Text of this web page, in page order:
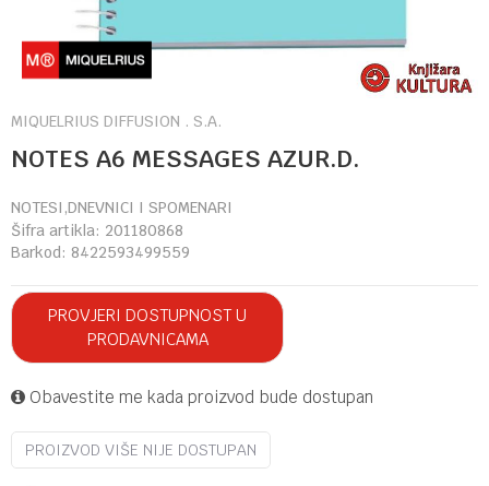
MIQUELRIUS DIFFUSION . S.A.
NOTES A6 MESSAGES AZUR.D.
NOTESI,DNEVNICI I SPOMENARI
Šifra artikla: 201180868
Barkod: 8422593499559
PROVJERI DOSTUPNOST U
PRODAVNICAMA
Obavestite me kada proizvod bude dostupan
PROIZVOD VIŠE NIJE DOSTUPAN